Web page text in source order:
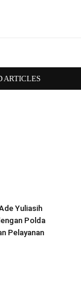
ARTICLES
Yuliasih
Polda
Pelayanan